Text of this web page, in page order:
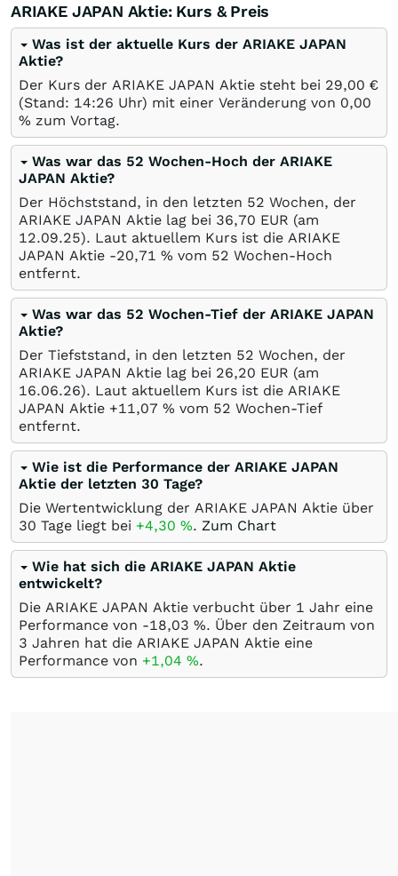
ARIAKE JAPAN Aktie: Kurs & Preis
Was ist der aktuelle Kurs der ARIAKE JAPAN
Aktie?
Der Kurs der ARIAKE JAPAN Aktie steht bei 29,00 €
(Stand: 14:26 Uhr) mit einer Veränderung von 0,00
% zum Vortag.
Was war das 52 Wochen-Hoch der ARIAKE
JAPAN Aktie?
Der Höchststand, in den letzten 52 Wochen, der
ARIAKE JAPAN Aktie lag bei 36,70 EUR (am
12.09.25). Laut aktuellem Kurs ist die ARIAKE
JAPAN Aktie -20,71 % vom 52 Wochen-Hoch
entfernt.
Was war das 52 Wochen-Tief der ARIAKE JAPAN
Aktie?
Der Tiefststand, in den letzten 52 Wochen, der
ARIAKE JAPAN Aktie lag bei 26,20 EUR (am
16.06.26). Laut aktuellem Kurs ist die ARIAKE
JAPAN Aktie +11,07 % vom 52 Wochen-Tief
entfernt.
Wie ist die Performance der ARIAKE JAPAN
Aktie der letzten 30 Tage?
Die Wertentwicklung der ARIAKE JAPAN Aktie über
30 Tage liegt bei +4,30 %. Zum Chart
Wie hat sich die ARIAKE JAPAN Aktie
entwickelt?
Die ARIAKE JAPAN Aktie verbucht über 1 Jahr eine
Performance von -18,03 %. Über den Zeitraum von
3 Jahren hat die ARIAKE JAPAN Aktie eine
Performance von +1,04 %.